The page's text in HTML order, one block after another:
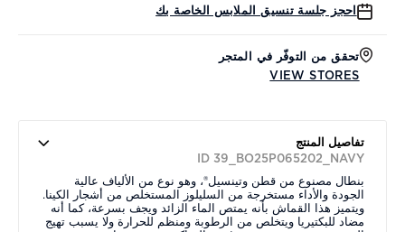
احجز جلسة تنسيق الملابس الخاصة بك
تحقق من التوفّر في المتجر
VIEW STORES
تفاصيل المنتج
ID 39_BO25P065202_NAVY
بنطال مصنوع من قطن وتينسيل®، وهو نوع من الألياف عالية
الجودة والأداء مستخرجة من السليلوز المستخلص من أشجار الكينا.
ويتميز هذا القماش بأنه يمتص الماء الزائد ويجف بسرعة، كما أنه
مضاد للبكتيريا ويتخلص من الرطوبة ومنظم للحرارة ولا يسبب تهيج